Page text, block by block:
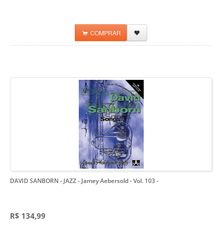
COMPRAR
DAVID SANBORN - JAZZ - Jamey Aebersold - Vol. 103-
R$ 134,99